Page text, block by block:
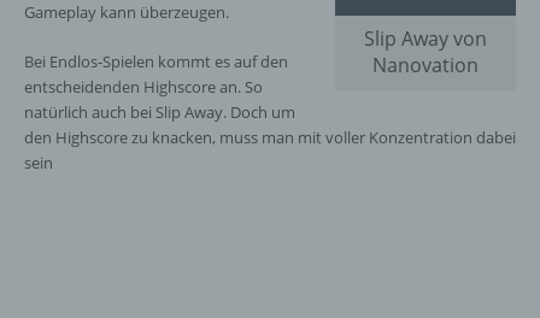
Slip Away von
Nanovation
Gameplay kann überzeugen.
Bei Endlos-Spielen kommt es auf den
entscheidenden Highscore an. So
natürlich auch bei Slip Away. Doch um
den Highscore zu knacken, muss man mit voller Konzentration dabei
sein